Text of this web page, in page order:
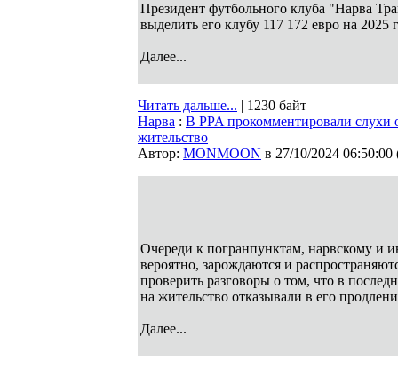
Президент футбольного клуба "Нарва
выделить его клубу 117 172 евро на
Далее...
Читать дальше... | 1230 байт
Нарва : В PPA прокомментировали слухи
жительство
Автор: MONMOON в 27/10/2024 06:50:00
Очереди к погранпунктам, нарвскому и
вероятно, зарождаются и
проверить разговоры о том, что в
на жительство отказывали в его
Далее...